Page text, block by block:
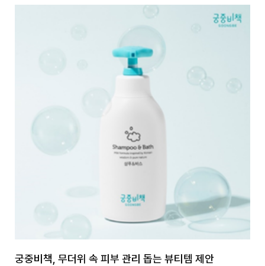
궁중비책, 무더위 속 피부 관리 돕는 뷰티템 제안